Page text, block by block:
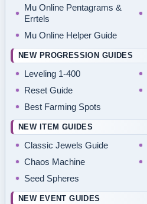
Mu Online Pentagrams &
Errtels
Mu Online Helper Guide
NEW PROGRESSION GUIDES
Leveling 1-400
Reset Guide
Best Farming Spots
NEW ITEM GUIDES
Classic Jewels Guide
Chaos Machine
Seed Spheres
NEW EVENT GUIDES